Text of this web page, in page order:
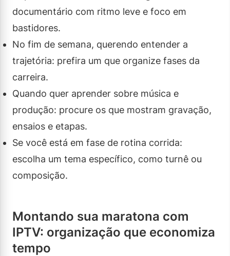
documentário com ritmo leve e foco em
bastidores.
No fim de semana, querendo entender a
trajetória: prefira um que organize fases da
carreira.
Quando quer aprender sobre música e
produção: procure os que mostram gravação,
ensaios e etapas.
Se você está em fase de rotina corrida:
escolha um tema específico, como turnê ou
composição.
Montando sua maratona com
IPTV: organização que economiza
tempo